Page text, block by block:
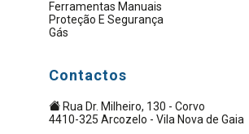
Ferramentas Manuais
Proteção E Segurança
Gás
Contactos
Rua Dr. Milheiro, 130 - Corvo
4410-325 Arcozelo - Vila Nova de Gaia